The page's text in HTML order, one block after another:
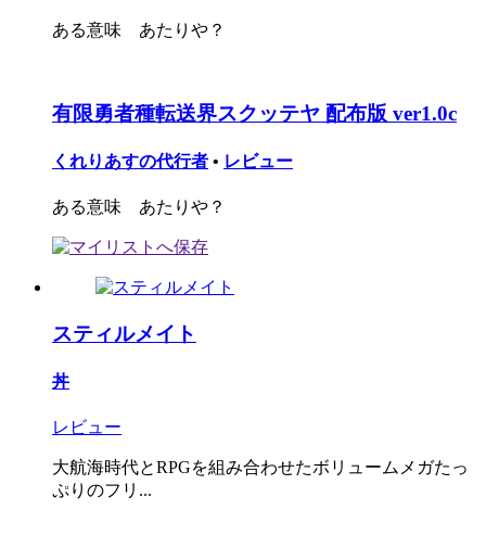
ある意味 あたりや？
有限勇者種転送界スクッテヤ 配布版 ver1.0c
くれりあすの代行者 • レビュー
ある意味 あたりや？
スティルメイト
丼
レビュー
大航海時代とRPGを組み合わせたボリュームメガたっ
ぷりのフリ...